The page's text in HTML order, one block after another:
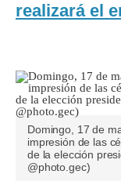
realizará el
Domingo, 17 de
impresión de las
de la elección
@photo.gec)